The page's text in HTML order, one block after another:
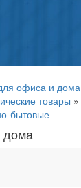
офиса и дома
товары »
бытовые